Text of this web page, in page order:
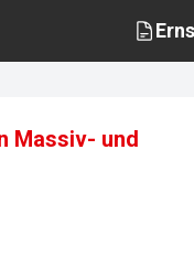
Massiv- und